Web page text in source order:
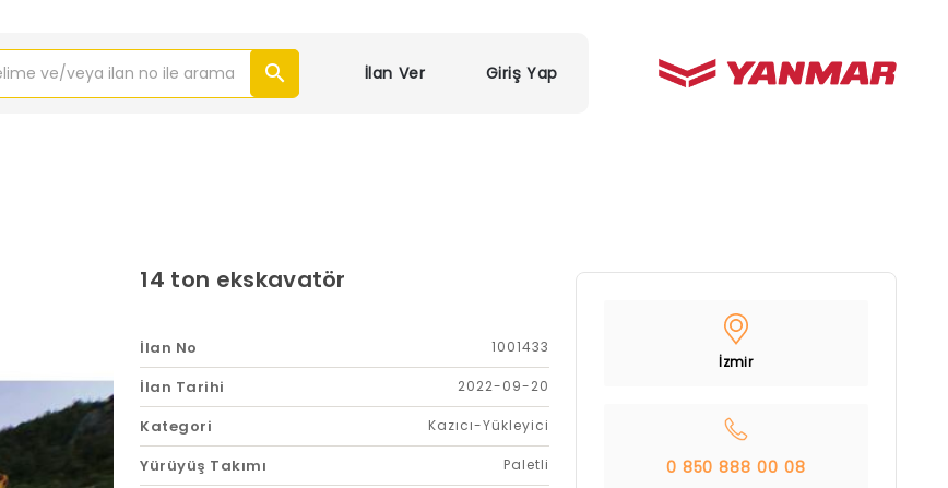
İlan Ver Giriş Yap
14 ton ekskavatör
İlan No 1001433
İlan Tarihi 2022-09-20
Kategori Kazıcı-Yükleyici
Yürüyüş Takımı Paletli
İzmir
0 850 888 00 08